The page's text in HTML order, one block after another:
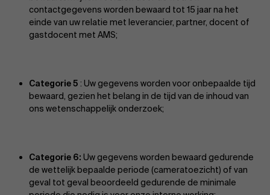
contactgegevens worden bewaard tot 15 jaar na het
einde van uw relatie met leverancier, partner, docent of
gastdocent met AMS;
Categorie 5 : Uw gegevens worden voor onbepaalde tijd
bewaard, gezien het belang in de tijd van de inhoud van
ons wetenschappelijk onderzoek;
Categorie 6: Uw gegevens worden bewaard gedurende
de wettelijk bepaalde periode (cameratoezicht) of van
geval tot geval beoordeeld gedurende de minimale